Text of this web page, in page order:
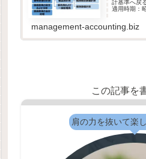
計基準へ戻
適用時期：
原価計算
的と原価計
management-accounting.biz
この記事を
肩の力を抜いて楽